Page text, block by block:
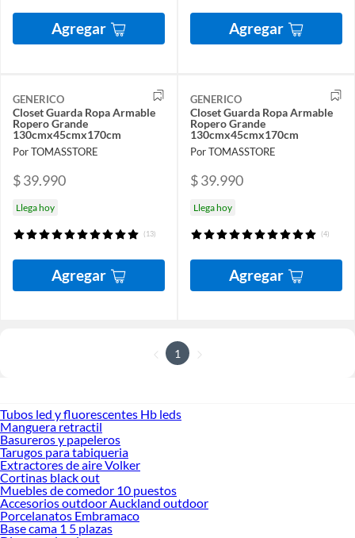
Agregar Agregar
GENERICO
Closet Guarda Ropa Armable
Ropero Grande
130cmx45cmx170cm
Por TOMASSTORE
$ 39.990
Llega hoy
(13)
Agregar
GENERICO
Closet Guarda Ropa Armable
Ropero Grande
130cmx45cmx170cm
Por TOMASSTORE
$ 39.990
Llega hoy
(4)
Agregar
1
Tubos led y fluorescentes Hb leds
Manguera retractil
Basureros y papeleros
Tarugos para tabiqueria
Extractores de aire Volker
Cortinas black out
Muebles de comedor 10 puestos
Accesorios outdoor Auckland outdoor
Porcelanatos Embramaco
Base cama 1 5 plazas